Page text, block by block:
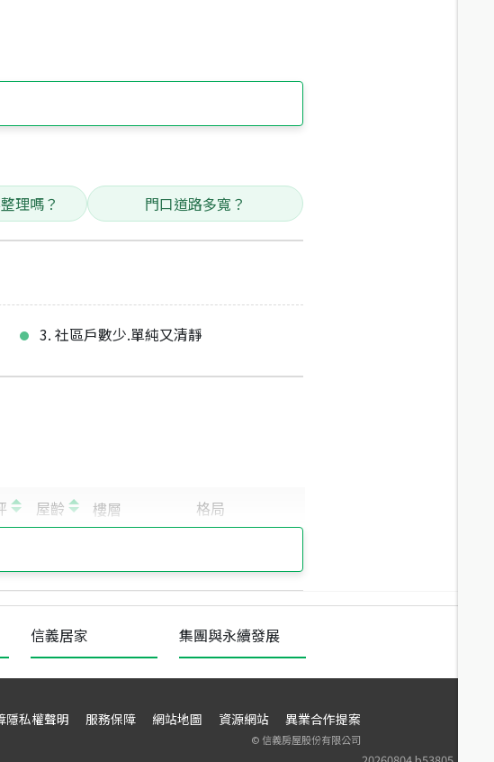
理嗎？ 門口道路多寬？
3. 社區戶數少.單純又清靜
信義居家 集團與永續發展
隱私權聲明 服務保障 網站地圖 資源網站 異業合作提案
©信義房屋股份有限公司